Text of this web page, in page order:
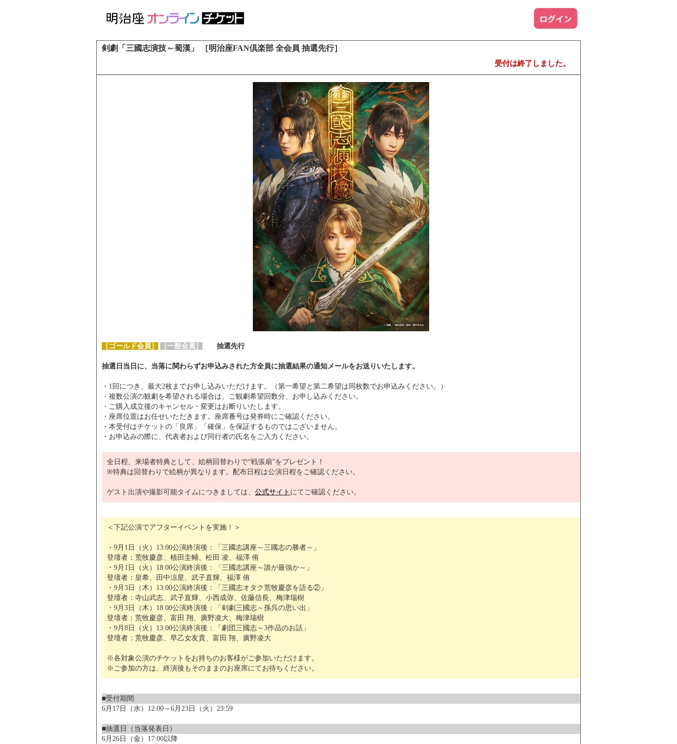
ログイン
剣劇「三國志演技～蜀漢」 ［明治座FAN倶楽部 全会員 抽選先行］
受付は終了しました。
［ゴールド会員］ ［一般会員］ 抽選先行
抽選日当日に、当落に関わらずお申込みされた方全員に抽選結果の通知メールをお送りいたします。
・1回につき、最大2枚までお申し込みいただけます。（第一希望と第二希望は同枚数でお申込みください。）
・複数公演の観劇を希望される場合は、ご観劇希望回数分、お申し込みください。
・ご購入成立後のキャンセル・変更はお断りいたします。
・座席位置はお任せいただきます。座席番号は発券時にご確認ください。
・本受付はチケットの「良席」「確保」を保証するものではございません。
・お申込みの際に、代表者および同行者の氏名をご入力ください。
全日程、来場者特典として、絵柄回替わりで“戦張扇”をプレゼント！
※特典は回替わりで絵柄が異なります。配布日程は公演日程をご確認ください。
ゲスト出演や撮影可能タイムにつきましては、 公式サイト にてご確認ください。
＜下記公演でアフターイベントを実施！＞
・9月1日（火）13:00公演終演後：「三國志講座～三國志の勝者～」
登壇者：荒牧慶彦、植田圭輔、松田 凌、福澤 侑
・9月1日（火）18:00公演終演後：「三國志講座～誰が最強か～」
登壇者：皇希、田中涼星、武子直輝、福澤 侑
・9月3日（木）13:00公演終演後：「三國志オタク荒牧慶彦を語る②」
登壇者：寺山武志、武子直輝、小西成弥、佐藤信長、梅津瑞樹
・9月3日（木）18:00公演終演後：「剣劇三國志～孫呉の思い出」
登壇者：荒牧慶彦、富田 翔、廣野凌大、梅津瑞樹
・9月8日（火）13:00公演終演後：「劇団三國志～3作品のお話」
登壇者：荒牧慶彦、早乙女友貴、富田 翔、廣野凌大
※各対象公演のチケットをお持ちのお客様がご参加いただけます。
※ご参加の方は、終演後もそのままのお座席にてお待ちください。
■受付期間
6月17日（水）12:00～6月23日（火）23:59
■抽選日（当落発表日）
6月26日（金）17:00以降